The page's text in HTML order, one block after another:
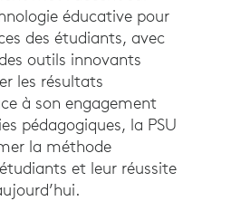
éducative pour
des étudiants, avec
outils innovants
les résultats
à son engagement
pédagogiques, la PSU
la méthode
et leur réussite